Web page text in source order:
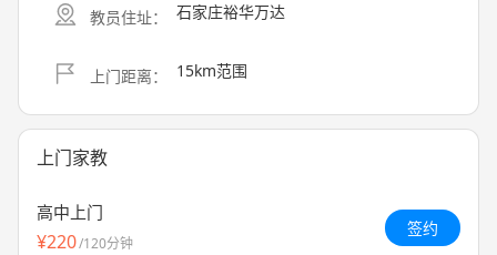
教员住址： 石家庄裕华万达
上门距离： 15km范围
上门家教
高中上门
¥220/120分钟
签约